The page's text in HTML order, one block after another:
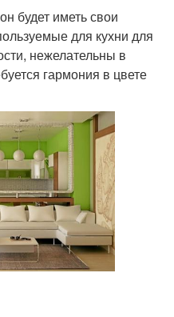
будет иметь свои
для кухни для
нежелательны в
гармония в цвете